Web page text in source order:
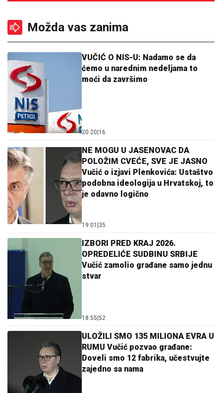
Možda vas zanima
VUČIĆ O NIS-U: Nadamo se da
ćemo u narednim nedeljama to
moći da završimo
20:20 16
NE MOGU U JASENOVAC DA
POLOŽIM CVEĆE, SVE JE JASNO
Vučić o izjavi Plenkovića: Ustaštvo
podobna ideologija u Hrvatskoj, to
je odavno logično
19:01 35
IZBORI PRED KRAJ 2026.
OPREDELIĆE SUDBINU SRBIJE
Vučić zamolio građane samo jednu
stvar
18:55 52
ULOŽILI SMO 135 MILIONA EVRA U
RUMU Vučić pozvao građane:
Doveli smo 12 fabrika, učestvujte
zajedno sa nama